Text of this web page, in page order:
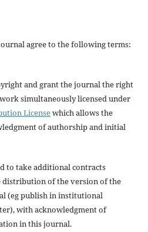
agree to the following terms:
and grant the journal the right
simultaneously licensed under
Licensewhich allows the
of authorship and initial
take additional contracts
distribution of the version of the
(eg publish in institutional
with acknowledgment of
in this journal.